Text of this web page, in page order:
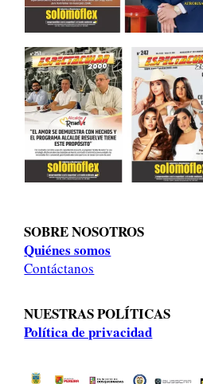
SOBRE NOSOTROS
Quiénes somos
Contáctanos
NUESTRAS POLÍTICAS
Política de privacidad